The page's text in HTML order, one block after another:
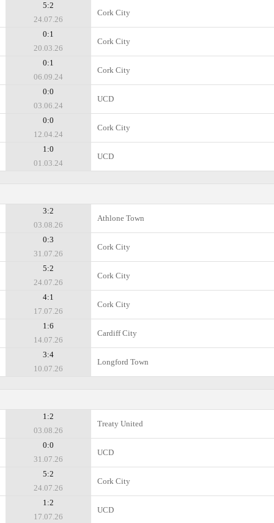
5:2
24.07.26
Cork City
0:1
20.03.26
Cork City
0:1
06.09.24
Cork City
0:0
03.06.24
UCD
0:0
12.04.24
Cork City
1:0
01.03.24
UCD
3:2
03.08.26
Athlone Town
0:3
31.07.26
Cork City
5:2
24.07.26
Cork City
4:1
17.07.26
Cork City
1:6
14.07.26
Cardiff City
3:4
10.07.26
Longford Town
1:2
03.08.26
Treaty United
0:0
31.07.26
UCD
5:2
24.07.26
Cork City
1:2
17.07.26
UCD